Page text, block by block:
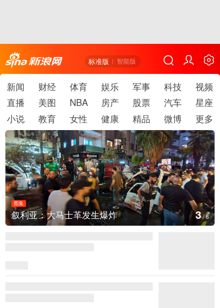
标准版 智能版
新闻 财经 体育 娱乐 军事 科技
视频
直播
美图 NBA 房产 股票 汽车
星座
小说
教育 女性 健康 精品 微博 更多
图集
叙利亚：大马士革发生爆炸 3/6